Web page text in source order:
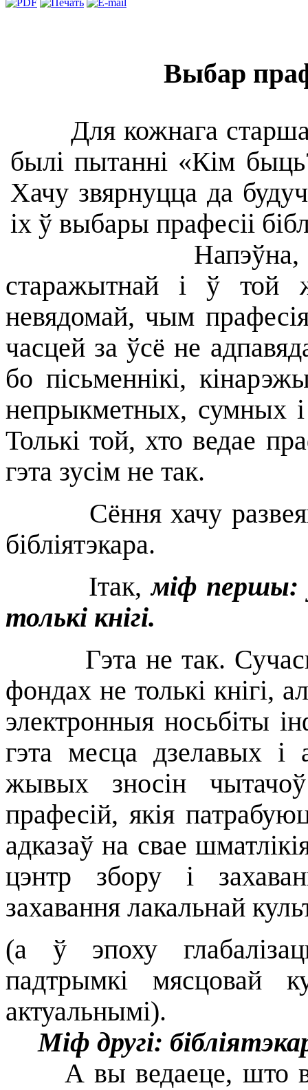
Выбар
Для кожнага
былі пытанні «Кім
Хачу звярнуцца да
іх ў выбары прафесіі
Напэўна, няма
старажытнай і ў той
невядомай, чым
часцей за ўсё не
бо пісьменнікі,
непрыкметных, сумных і
Толькі той, хто ведае
гэта зусім не так.
Сёння хачу
бібліятэкара.
Ітак,міф першы:
толькі кнігі.
Гэта не так. Сучасная
фондах не толькі кнігі,
электронныя носьбіты
гэта месца дзелавых і
жывых зносін
прафесій, якія
адказаў на свае
цэнтр збору і
захавання лакальнай
(а ў эпоху
падтрымкі мясцовай
актуальнымі).
Міф другі:
А вы ведаеце, што